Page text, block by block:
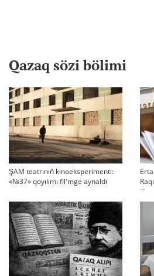
Qazaq sözi bölimi
ŞAM teatrınıñ kinoeksperimenti:
«№37» qoyılımı fil'mge aynaldı